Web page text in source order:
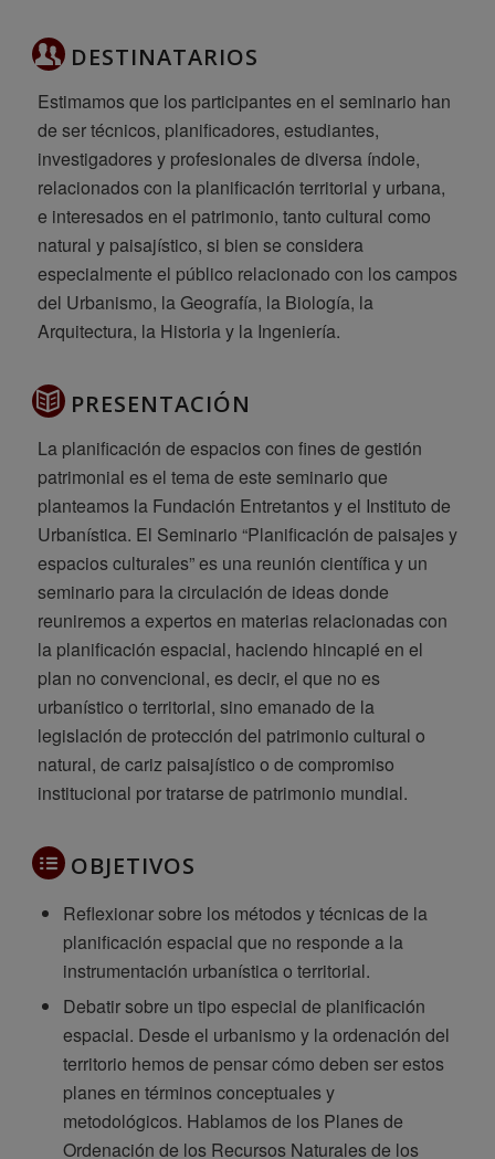
DESTINATARIOS
Estimamos que los participantes en el seminario han
de ser técnicos, planificadores, estudiantes,
investigadores y profesionales de diversa índole,
relacionados con la planificación territorial y urbana,
e interesados en el patrimonio, tanto cultural como
natural y paisajístico, si bien se considera
especialmente el público relacionado con los campos
del Urbanismo, la Geografía, la Biología, la
Arquitectura, la Historia y la Ingeniería.
PRESENTACIÓN
La planificación de espacios con fines de gestión
patrimonial es el tema de este seminario que
planteamos la Fundación Entretantos y el Instituto de
Urbanística. El Seminario “Planificación de paisajes y
espacios culturales” es una reunión científica y un
seminario para la circulación de ideas donde
reuniremos a expertos en materias relacionadas con
la planificación espacial, haciendo hincapié en el
plan no convencional, es decir, el que no es
urbanístico o territorial, sino emanado de la
legislación de protección del patrimonio cultural o
natural, de cariz paisajístico o de compromiso
institucional por tratarse de patrimonio mundial.
OBJETIVOS
Reflexionar sobre los métodos y técnicas de la
planificación espacial que no responde a la
instrumentación urbanística o territorial.
Debatir sobre un tipo especial de planificación
espacial. Desde el urbanismo y la ordenación del
territorio hemos de pensar cómo deben ser estos
planes en términos conceptuales y
metodológicos. Hablamos de los Planes de
Ordenación de los Recursos Naturales de los